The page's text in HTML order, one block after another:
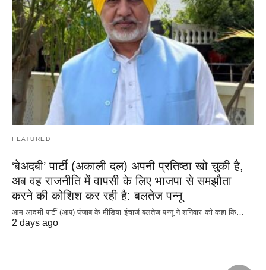
FEATURED
‘बेअदबी’ पार्टी (अकाली दल) अपनी प्रतिष्ठा खो चुकी है,
अब वह राजनीति में वापसी के लिए भाजपा से समझौता
करने की कोशिश कर रही है: बलतेज पन्नू
आम आदमी पार्टी (आप) पंजाब के मीडिया इंचार्ज बलतेज पन्नू ने शनिवार को कहा कि…
2 days ago